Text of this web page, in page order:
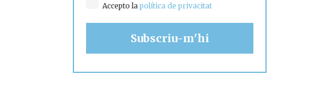
Accepto lapolítica de privacitat